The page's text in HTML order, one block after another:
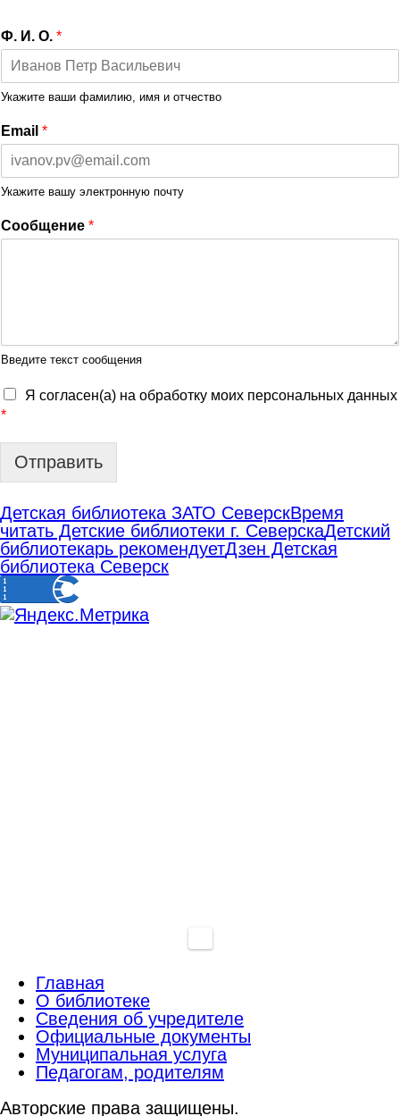
Ф. И. О. *
Укажите ваши фамилию, имя и отчество
Email *
Укажите вашу электронную почту
Сообщение *
Введите текст сообщения
Я согласен(а) на обработку моих персональных данных
*
Отправить
Детская библиотека ЗАТО СеверскВремя
читать Детские библиотеки г. СеверскаДетский
библиотекарь рекомендуетДзен Детская
библиотека Северск
Главная
О библиотеке
Сведения об учредителе
Официальные документы
Муниципальная услуга
Педагогам, родителям
Авторские права защищены.